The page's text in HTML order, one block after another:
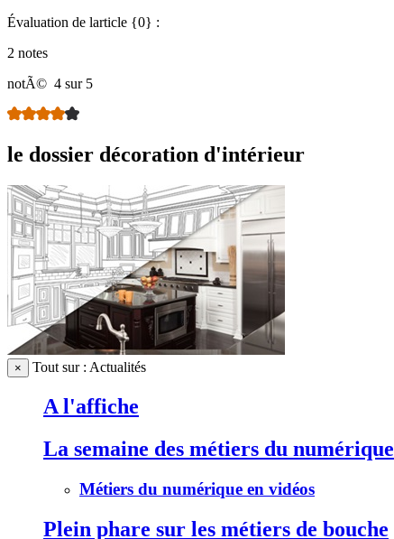
Évaluation de larticle {0} :
2 notes
notÃ© 4 sur 5
le dossier décoration d'intérieur
× Tout sur : Actualités
A l'affiche
La semaine des métiers du numérique
Métiers du numérique en vidéos
Plein phare sur les métiers de bouche